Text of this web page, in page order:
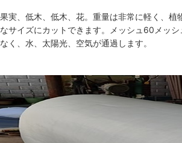
実、低木、低木、花。重量は非常に軽く、植
サイズにカットできます。メッシュ60メッ
く、水、太陽光、空気が通過します。